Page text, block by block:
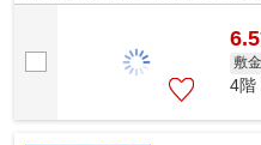
円(2年毎)/
6.5
敷金
4階